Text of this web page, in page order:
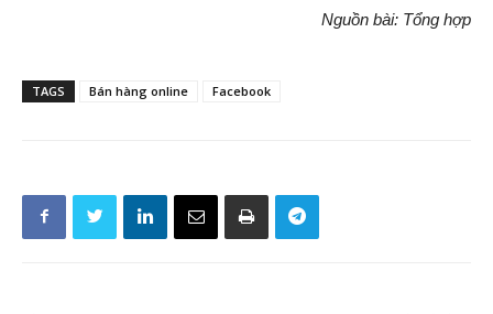
Nguồn bài: Tổng hợp
TAGS Bán hàng online Facebook